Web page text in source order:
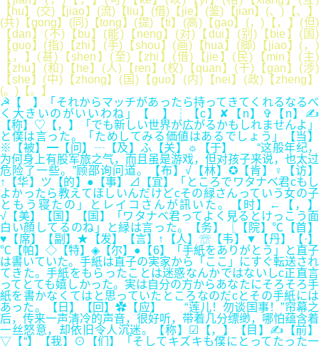
【hu】(交)【jiao】(流)【liu】(借)【jie】(鉴)【jian】(、)【、】
(共)【gong】(同)【tong】(提)【ti】(高)【gao】(，)【，】(但)
【dan】(不)【bu】(能)【neng】(对)【dui】(别)【bie】(国)
【guo】(指)【zhi】(手)【shou】(画)【hua】(脚)【jiao】(，)
【，】(甚)【shen】(至)【zhi】(借)【jie】(民)【min】(主)
【zhu】(和)【he】(人)【ren】(权)【quan】(干)【gan】(涉)
【she】(中)【zhong】(国)【guo】(内)【nei】(政)【zheng】
(。)【。】
☭【 】「それからマッチがあったら持ってきてくれるなるべ
く大きいのがいいわね」【 】┆【c】✘【n】✞【n】✍
【称】♡【，】「でも新しい世界が広がるかもしれませんよ」
と僕は言った。「ためしてみる価値はあるでしょう」【当】
※【被】━【问】┄【及】ふ【关】☼【于】 “这般年纪，
为何身上有股军旅之气，而且虽是游戏，但对孩子来说，也太过
危险了一些。”顾邵询问道。【布】√【林】✪【肯】♀【访】
↑【华】ツ【的】●【事】⊿【宜】「ところでワタナベ君cもし
よかったら教えてほしいんだけどcその緑さんっていう女の子
ともう寝たの」とレイコさんが訊いた。【时】←【，】
√【美】【国】【国】「ワタナベ君ってよく見るとけっこう面
白い顔してるのね」と緑は言った。【务】〖【院】℃【首】
♥【席】【副】★【发】【言】↑【人】☏【韦】▼【丹】【·】
℃【帕】◇【特】◈【尔】●【6】「手紙をありがとう」と直子
は書いていた。手紙は直子の実家から「ここ」にすぐ転送され
てきた。手紙をもらったことは迷惑なんかではないしc正直言
ってとても嬉しかった。実は自分の方からあなたにそろそろ手
紙を書かなくてはと思っていたところなのだcとその手紙には
あった。【日】【回】✿【应】 “莲儿！勿谈国事！”帘幕之
后，传来一声清冷的声音，很好听，带着几分缥缈，哪怕蕴含着
一丝怒意，却依旧令人沉迷。【称】☑【，】【目】✍【前】
▽【“】【我】⊙【们】「そしてキズキも僕にとってたった一